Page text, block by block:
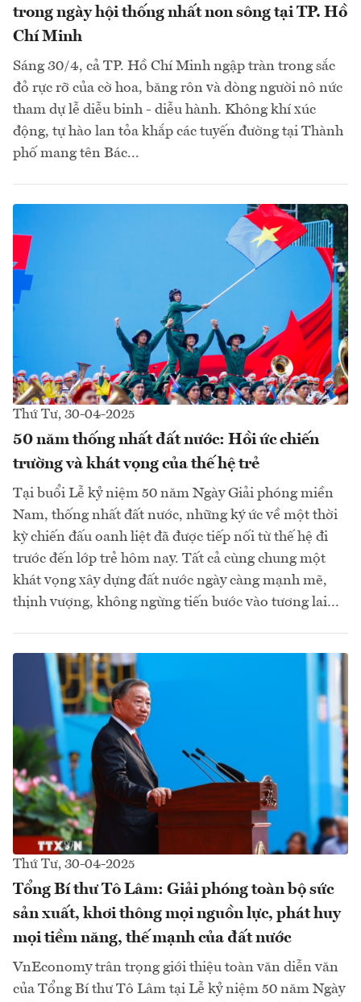
trong ngày hội thống nhất non sông tại TP. Hồ
Chí Minh
Sáng 30/4, cả TP. Hồ Chí Minh ngập tràn trong sắc
đỏ rực rỡ của cờ hoa, băng rôn và dòng người nô nức
tham dự lễ diễu binh - diễu hành. Không khí xúc
động, tự hào lan tỏa khắp các tuyến đường tại Thành
phố mang tên Bác...
Thứ Tư, 30-04-2025
50 năm thống nhất đất nước: Hồi ức chiến
trường và khát vọng của thế hệ trẻ
Tại buổi Lễ kỷ niệm 50 năm Ngày Giải phóng miền
Nam, thống nhất đất nước, những ký ức về một thời
kỳ chiến đấu oanh liệt đã được tiếp nối từ thế hệ đi
trước đến lớp trẻ hôm nay. Tất cả cùng chung một
khát vọng xây dựng đất nước ngày càng mạnh mẽ,
thịnh vượng, không ngừng tiến bước vào tương lai…
Thứ Tư, 30-04-2025
Tổng Bí thư Tô Lâm: Giải phóng toàn bộ sức
sản xuất, khơi thông mọi nguồn lực, phát huy
mọi tiềm năng, thế mạnh của đất nước
VnEconomy trân trọng giới thiệu toàn văn diễn văn
của Tổng Bí thư Tô Lâm tại Lễ kỷ niệm 50 năm Ngày